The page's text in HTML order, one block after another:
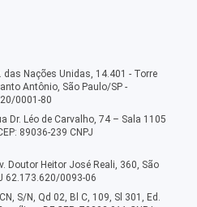
das Nações Unidas, 14.401 - Torre
Antônio, São Paulo/SP -
0001-80
Dr. Léo de Carvalho, 74 – Sala 1105
89036-239 CNPJ
Doutor Heitor José Reali, 360, São
62.173.620/0093-06
S/N, Qd 02, Bl C, 109, Sl 301, Ed.